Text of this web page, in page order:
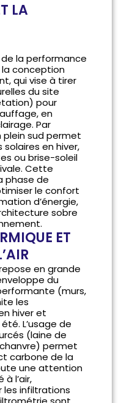
LA
de la performance
conception
qui vise à tirer
du site
pour
en
Par
sud permet
en hiver,
ou brise-soleil
Cette
phase de
le confort
d’énergie,
sobre
ET
en grande
du
(murs,
les
hiver et
L’usage de
(laine de
permet
carbone de la
une attention
l’air,
les infiltrations